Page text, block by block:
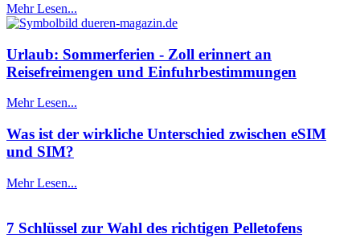
Mehr Lesen...
Urlaub: Sommerferien - Zoll erinnert an
Reisefreimengen und Einfuhrbestimmungen
Mehr Lesen...
Was ist der wirkliche Unterschied zwischen eSIM
und SIM?
Mehr Lesen...
7 Schlüssel zur Wahl des richtigen Pelletofens